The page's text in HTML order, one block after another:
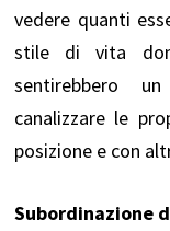
vedere quanti
stile di vita
sentirebbero
canalizzare le
posizione e con
Subordinazione